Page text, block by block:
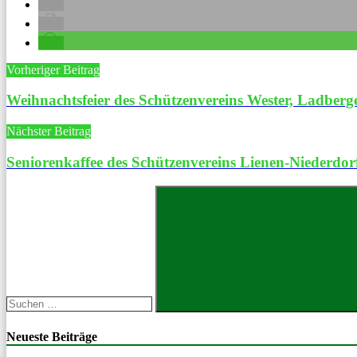
Beitragsnavigation
Vorheriger Beitrag
Weihnachtsfeier des Schützenvereins Wester,
Nächster Beitrag
Seniorenkaffee des Schützenvereins Lienen-
Suchen
Neueste Beiträge